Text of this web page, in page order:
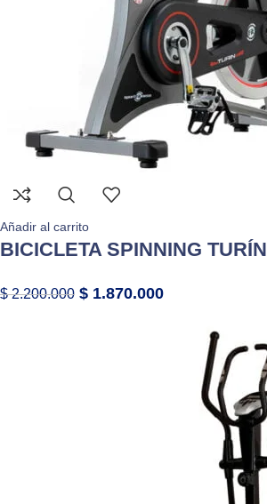
Añadir al carrito
BICICLETA SPINNING TURÍN
$2.200.000 $ 1.870.000